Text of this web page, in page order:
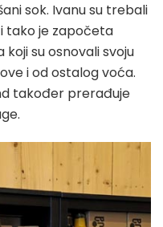
sok. Ivanu su trebali
tako je započeta
su osnovali svoju
i od ostalog voća.
također prerađuje